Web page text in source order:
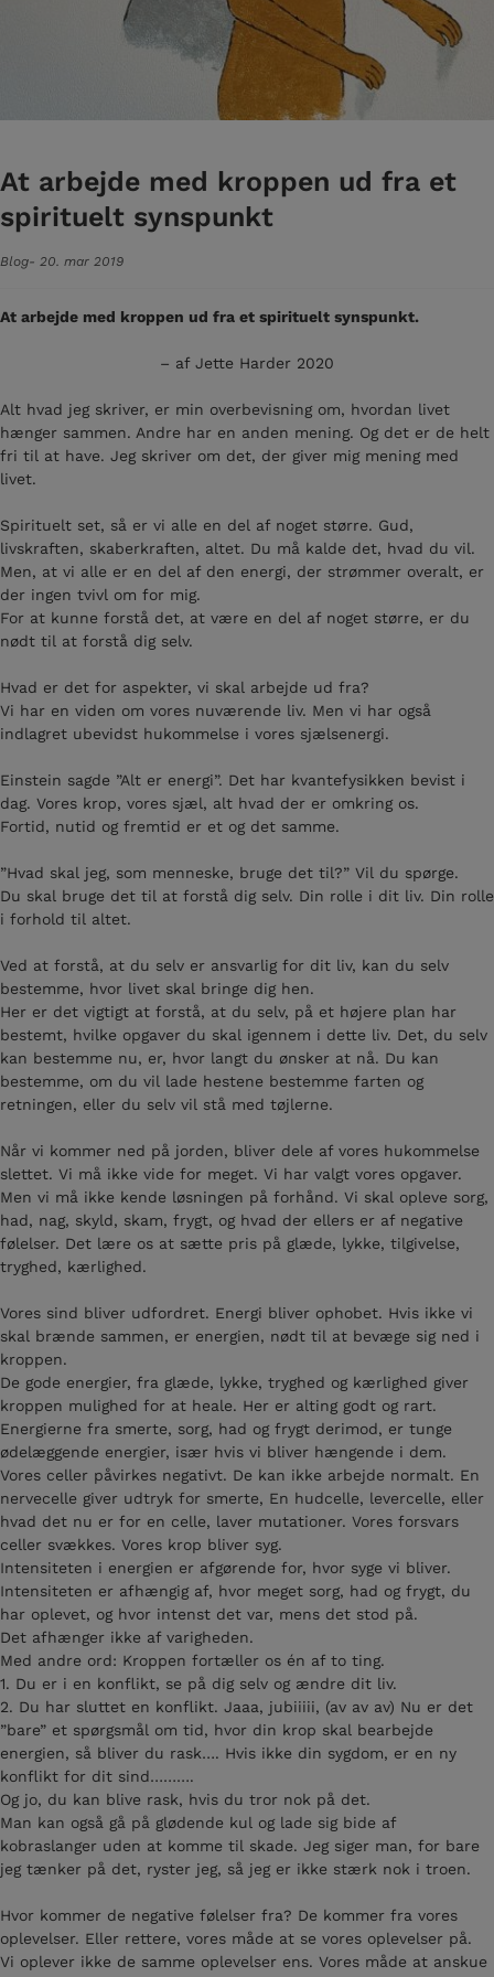
At arbejde med kroppen ud fra et
spirituelt synspunkt
Blog 20. mar 2019
At arbejde med kroppen ud fra et spirituelt synspunkt.
– af Jette Harder 2020
Alt hvad jeg skriver, er min overbevisning om, hvordan livet
hænger sammen. Andre har en anden mening. Og det er de helt
fri til at have. Jeg skriver om det, der giver mig mening med
livet.
Spirituelt set, så er vi alle en del af noget større. Gud,
livskraften, skaberkraften, altet. Du må kalde det, hvad du vil.
Men, at vi alle er en del af den energi, der strømmer overalt, er
der ingen tvivl om for mig.
For at kunne forstå det, at være en del af noget større, er du
nødt til at forstå dig selv.
Hvad er det for aspekter, vi skal arbejde ud fra?
Vi har en viden om vores nuværende liv. Men vi har også
indlagret ubevidst hukommelse i vores sjælsenergi.
Einstein sagde ”Alt er energi”. Det har kvantefysikken bevist i
dag. Vores krop, vores sjæl, alt hvad der er omkring os.
Fortid, nutid og fremtid er et og det samme.
”Hvad skal jeg, som menneske, bruge det til?” Vil du spørge.
Du skal bruge det til at forstå dig selv. Din rolle i dit liv. Din rolle
i forhold til altet.
Ved at forstå, at du selv er ansvarlig for dit liv, kan du selv
bestemme, hvor livet skal bringe dig hen.
Her er det vigtigt at forstå, at du selv, på et højere plan har
bestemt, hvilke opgaver du skal igennem i dette liv. Det, du selv
kan bestemme nu, er, hvor langt du ønsker at nå. Du kan
bestemme, om du vil lade hestene bestemme farten og
retningen, eller du selv vil stå med tøjlerne.
Når vi kommer ned på jorden, bliver dele af vores hukommelse
slettet. Vi må ikke vide for meget. Vi har valgt vores opgaver.
Men vi må ikke kende løsningen på forhånd. Vi skal opleve sorg,
had, nag, skyld, skam, frygt, og hvad der ellers er af negative
følelser. Det lære os at sætte pris på glæde, lykke, tilgivelse,
tryghed, kærlighed.
Vores sind bliver udfordret. Energi bliver ophobet. Hvis ikke vi
skal brænde sammen, er energien, nødt til at bevæge sig ned i
kroppen.
De gode energier, fra glæde, lykke, tryghed og kærlighed giver
kroppen mulighed for at heale. Her er alting godt og rart.
Energierne fra smerte, sorg, had og frygt derimod, er tunge
ødelæggende energier, især hvis vi bliver hængende i dem.
Vores celler påvirkes negativt. De kan ikke arbejde normalt. En
nervecelle giver udtryk for smerte, En hudcelle, levercelle, eller
hvad det nu er for en celle, laver mutationer. Vores forsvars
celler svækkes. Vores krop bliver syg.
Intensiteten i energien er afgørende for, hvor syge vi bliver.
Intensiteten er afhængig af, hvor meget sorg, had og frygt, du
har oplevet, og hvor intenst det var, mens det stod på.
Det afhænger ikke af varigheden.
Med andre ord: Kroppen fortæller os én af to ting.
1. Du er i en konflikt, se på dig selv og ændre dit liv.
2. Du har sluttet en konflikt. Jaaa, jubiiiii, (av av av) Nu er det
”bare” et spørgsmål om tid, hvor din krop skal bearbejde
energien, så bliver du rask…. Hvis ikke din sygdom, er en ny
konflikt for dit sind……….
Og jo, du kan blive rask, hvis du tror nok på det.
Man kan også gå på glødende kul og lade sig bide af
kobraslanger uden at komme til skade. Jeg siger man, for bare
jeg tænker på det, ryster jeg, så jeg er ikke stærk nok i troen.
Hvor kommer de negative følelser fra? De kommer fra vores
oplevelser. Eller rettere, vores måde at se vores oplevelser på.
Vi oplever ikke de samme oplevelser ens. Vores måde at anskue